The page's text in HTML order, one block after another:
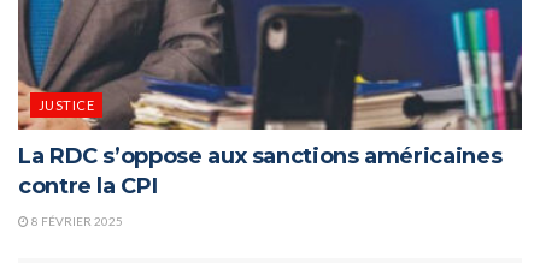
JUSTICE
La RDC s’oppose aux sanctions américaines
contre la CPI
8 FÉVRIER 2025